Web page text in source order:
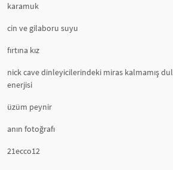
karamuk
cin ve gilaboru suyu
fırtına kız
nick cave dinleyicilerindeki miras kalmamış dul
enerjisi
üzüm peynir
anın fotoğrafı
21ecco12